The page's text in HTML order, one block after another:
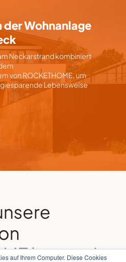
auf Ihrem Computer. Diese Cookies
der Wohnanlage
Neckarstrand kombiniert
von ROCKETHOME, um
Lebensweise
kennen!